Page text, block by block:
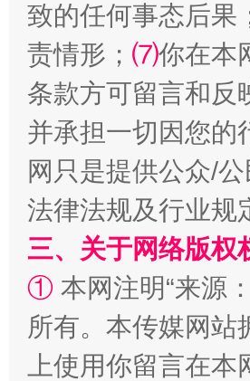
解纷+调解+退费，一次搞定
站台名比不上好声名
致的任何事态后果
责情形； ⑺你在本
条款方可留言和反
并承担一切因您的
网只是提供公众/
法律法规及行业规
三、关于网络版权
① 本网注明“来源
所有。本传媒网站
上使用你留言在